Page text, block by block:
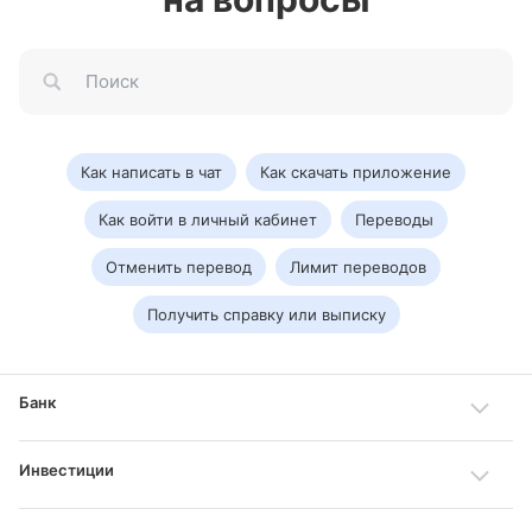
Как написать в чат Как скачать приложение
Как войти в личный кабинет Переводы
Отменить перевод Лимит переводов
Получить справку или выписку
Банк
Инвестиции